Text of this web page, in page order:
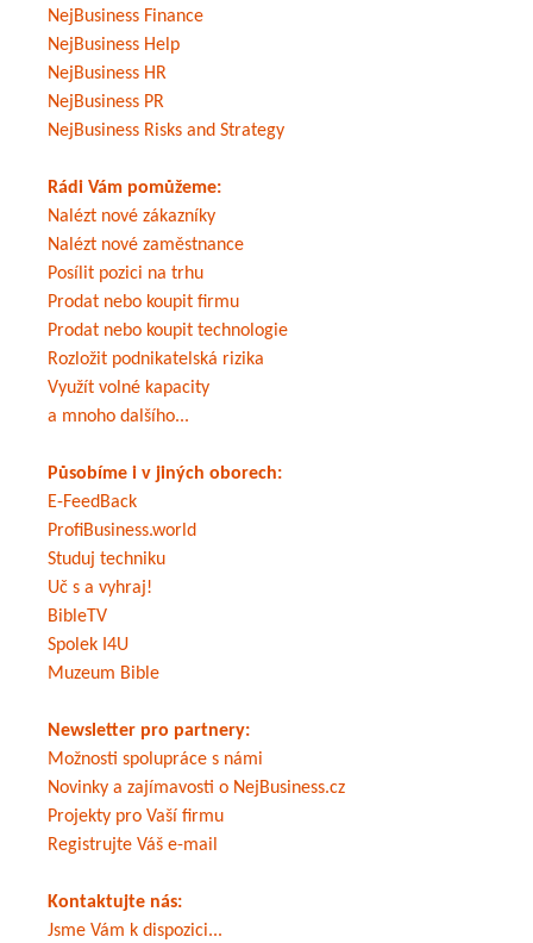
NejBusiness Finance
NejBusiness Help
NejBusiness HR
NejBusiness PR
NejBusiness Risks and Strategy
Rádi Vám pomůžeme:
Nalézt nové zákazníky
Nalézt nové zaměstnance
Posílit pozici na trhu
Prodat nebo koupit firmu
Prodat nebo koupit technologie
Rozložit podnikatelská rizika
Využít volné kapacity
a mnoho dalšího...
Působíme i v jiných oborech:
E-FeedBack
ProfiBusiness.world
Studuj techniku
Uč s a vyhraj!
BibleTV
Spolek I4U
Muzeum Bible
Newsletter pro partnery:
Možnosti spolupráce s námi
Novinky a zajímavosti o NejBusiness.cz
Projekty pro Vaší firmu
Registrujte Váš e-mail
Kontaktujte nás:
Jsme Vám k dispozici...